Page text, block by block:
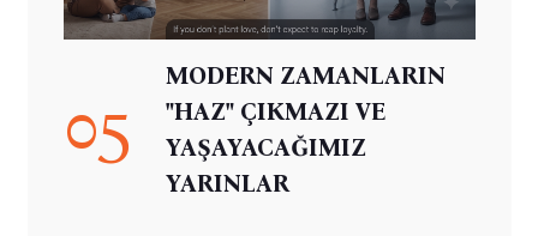
05
MODERN ZAMANLARIN
"HAZ" ÇIKMAZI VE
YAŞAYACAĞIMIZ
YARINLAR